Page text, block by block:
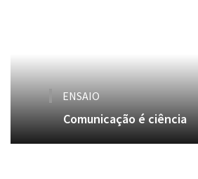
ENSAIO
Comunicação é ciência